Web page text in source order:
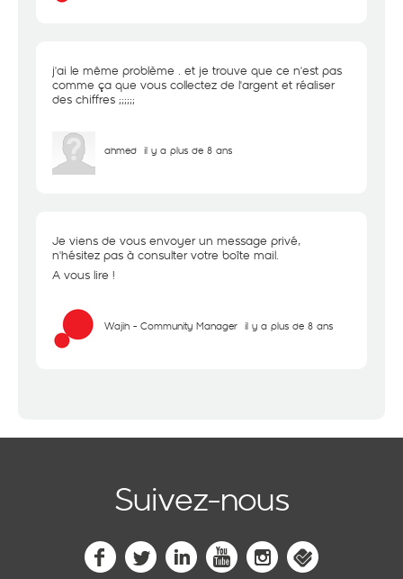
j'ai le même problème . et je trouve que ce n'est pas
comme ça que vous collectez de l'argent et réaliser
des chiffres ;;;;;;
ahmed il y a plus de 8 ans
Je viens de vous envoyer un message privé,
n'hésitez pas à consulter votre boîte mail.
A vous lire !
Wajih - Community Manager il y a plus de 8 ans
Suivez-nous